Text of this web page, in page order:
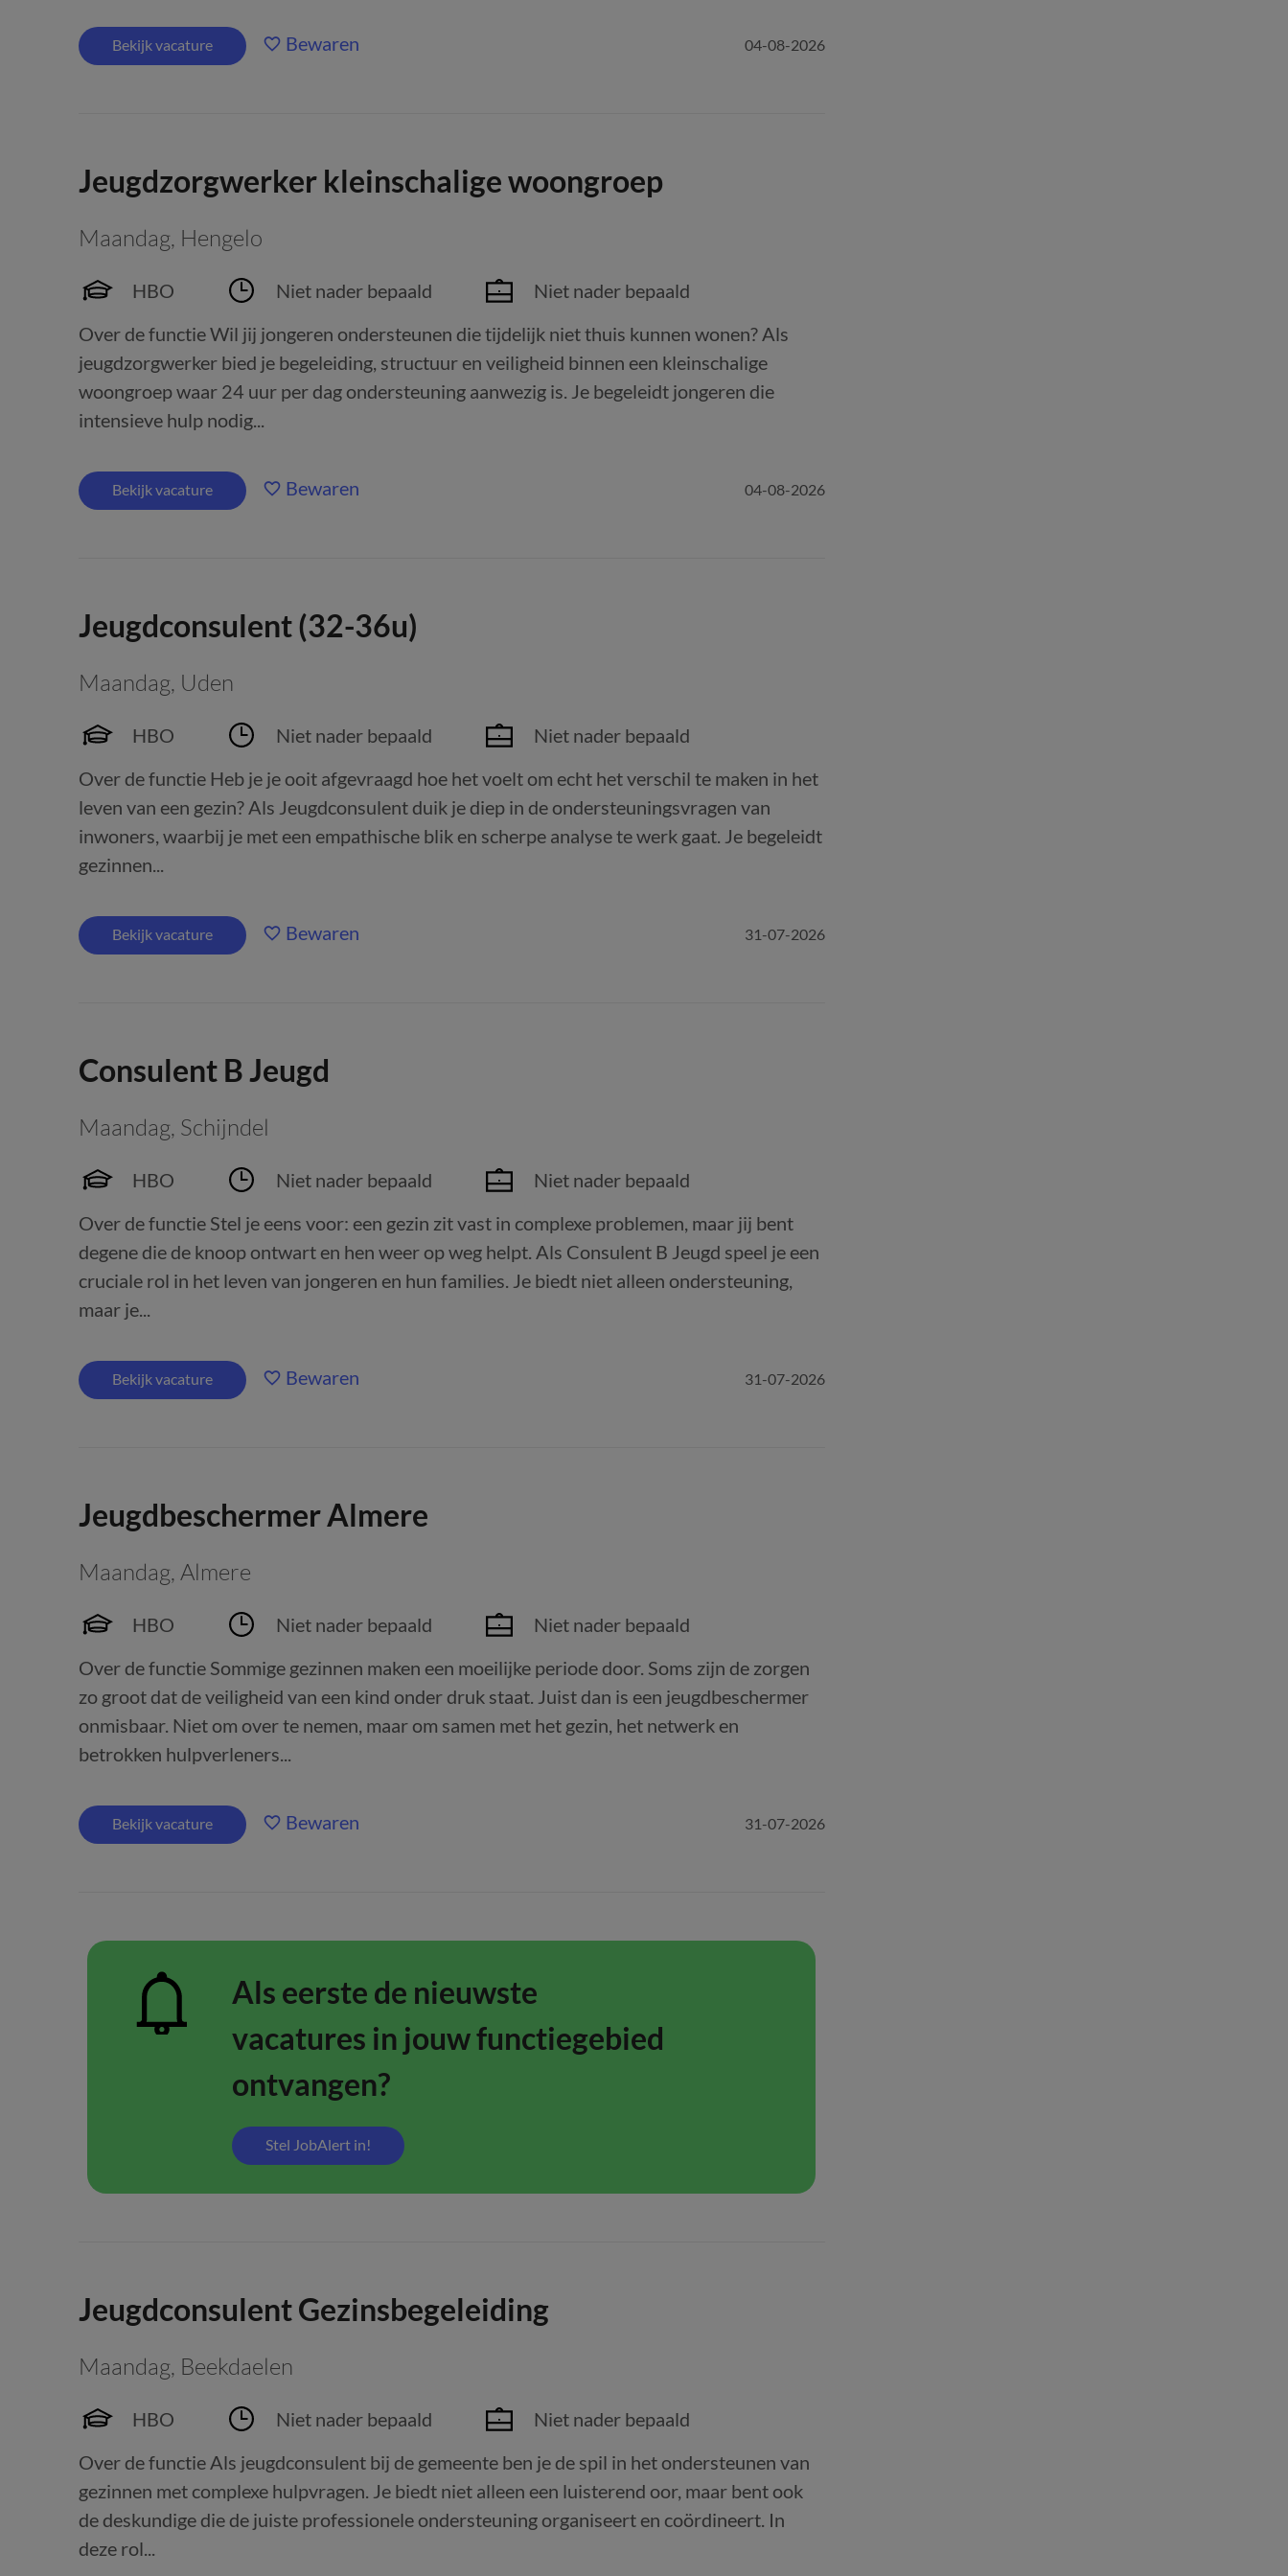
Bekijk vacature Bewaren 04-08-2026
Jeugdzorgwerker kleinschalige woongroep
Maandag, Hengelo
HBO Niet nader bepaald
Niet nader bepaald
Over de functie Wil jij jongeren ondersteunen die tijdelijk niet thuis kunnen wonen? Als
jeugdzorgwerker bied je begeleiding, structuur en veiligheid binnen een kleinschalige
woongroep waar 24 uur per dag ondersteuning aanwezig is. Je begeleidt jongeren die
intensieve hulp nodig...
Bekijk vacature Bewaren 04-08-2026
Jeugdconsulent (32-36u)
Maandag, Uden
HBO Niet nader bepaald
Niet nader bepaald
Over de functie Heb je je ooit afgevraagd hoe het voelt om echt het verschil te maken in het
leven van een gezin? Als Jeugdconsulent duik je diep in de ondersteuningsvragen van
inwoners, waarbij je met een empathische blik en scherpe analyse te werk gaat. Je begeleidt
gezinnen...
Bekijk vacature Bewaren 31-07-2026
Consulent B Jeugd
Maandag, Schijndel
HBO Niet nader bepaald
Niet nader bepaald
Over de functie Stel je eens voor: een gezin zit vast in complexe problemen, maar jij bent
degene die de knoop ontwart en hen weer op weg helpt. Als Consulent B Jeugd speel je een
cruciale rol in het leven van jongeren en hun families. Je biedt niet alleen ondersteuning,
maar je...
Bekijk vacature Bewaren 31-07-2026
Jeugdbeschermer Almere
Maandag, Almere
HBO Niet nader bepaald
Niet nader bepaald
Over de functie Sommige gezinnen maken een moeilijke periode door. Soms zijn de zorgen
zo groot dat de veiligheid van een kind onder druk staat. Juist dan is een jeugdbeschermer
onmisbaar. Niet om over te nemen, maar om samen met het gezin, het netwerk en
betrokken hulpverleners...
Bekijk vacature Bewaren 31-07-2026
Als eerste de nieuwste
vacatures in jouw functiegebied
ontvangen?
Stel JobAlert in!
Jeugdconsulent Gezinsbegeleiding
Maandag, Beekdaelen
HBO Niet nader bepaald
Niet nader bepaald
Over de functie Als jeugdconsulent bij de gemeente ben je de spil in het ondersteunen van
gezinnen met complexe hulpvragen. Je biedt niet alleen een luisterend oor, maar bent ook
de deskundige die de juiste professionele ondersteuning organiseert en coördineert. In
deze rol...